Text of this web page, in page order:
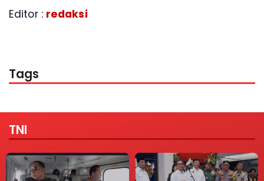
Editor : redaksi
Tags
TNI